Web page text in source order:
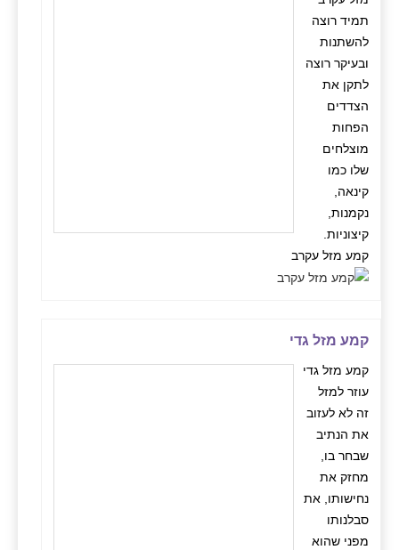
תמיד רוצה
להשתנות
ובעיקר רוצה
לתקן את
הצדדים
הפחות
מוצלחים
שלו כמו
קינאה,
נקמנות,
קיצוניות.
קמע מזל עקרב
קמע מזל גדי
קמע מזל גדי
עוזר למזל
זה לא לעזוב
את הנתיב
שבחר בו,
מחזק את
נחישותו, את
סבלנותו
מפני שהוא